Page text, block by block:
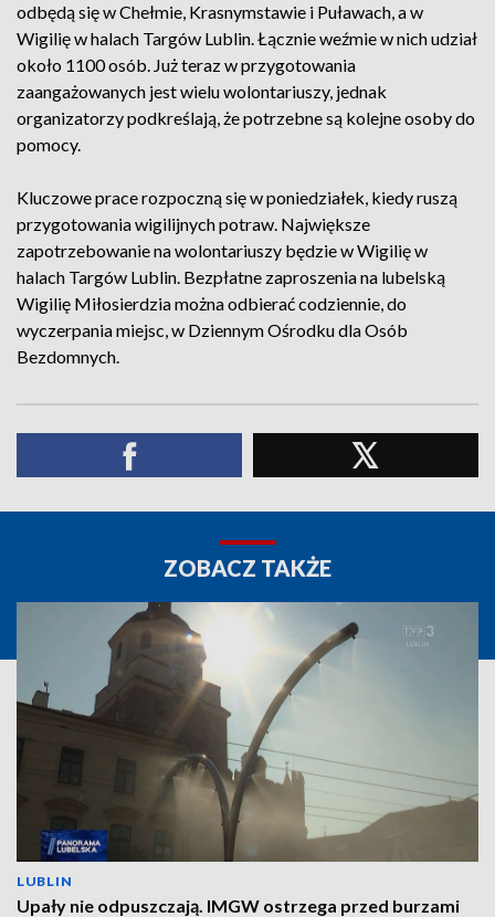
odbędą się w Chełmie, Krasnymstawie i Puławach, a w
Wigilię w halach Targów Lublin. Łącznie weźmie w nich udział
około 1100 osób. Już teraz w przygotowania
zaangażowanych jest wielu wolontariuszy, jednak
organizatorzy podkreślają, że potrzebne są kolejne osoby do
pomocy.
Kluczowe prace rozpoczną się w poniedziałek, kiedy ruszą
przygotowania wigilijnych potraw. Największe
zapotrzebowanie na wolontariuszy będzie w Wigilię w
halach Targów Lublin. Bezpłatne zaproszenia na lubelską
Wigilię Miłosierdzia można odbierać codziennie, do
wyczerpania miejsc, w Dziennym Ośrodku dla Osób
Bezdomnych.
ZOBACZ TAKŻE
LUBLIN
Upały nie odpuszczają. IMGW ostrzega przed burzami